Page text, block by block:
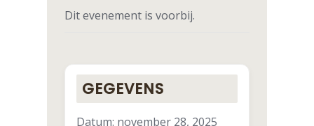
Dit evenement is voorbij.
GEGEVENS
Datum: november 28, 2025